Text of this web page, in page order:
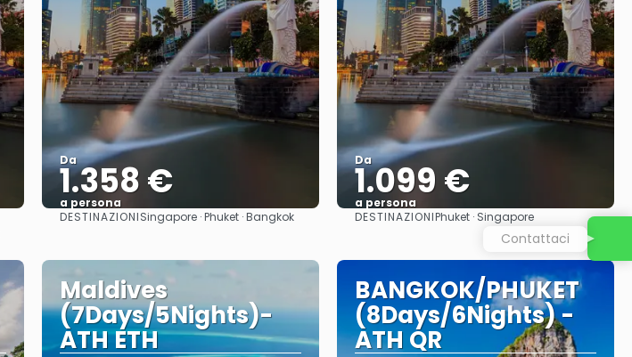
Da
1.358 €
a persona
Vedere
DESTINAZIONISingapore · Phuket · Bangkok
Da
1.099 €
a persona
Vedere
DESTINAZIONIPhuket · Singapore
Maldives
(7Days/5Nights)-
ATH ETH
BANGKOK/PHUKET
(8Days/6Nights) -
ATH QR
Contattaci